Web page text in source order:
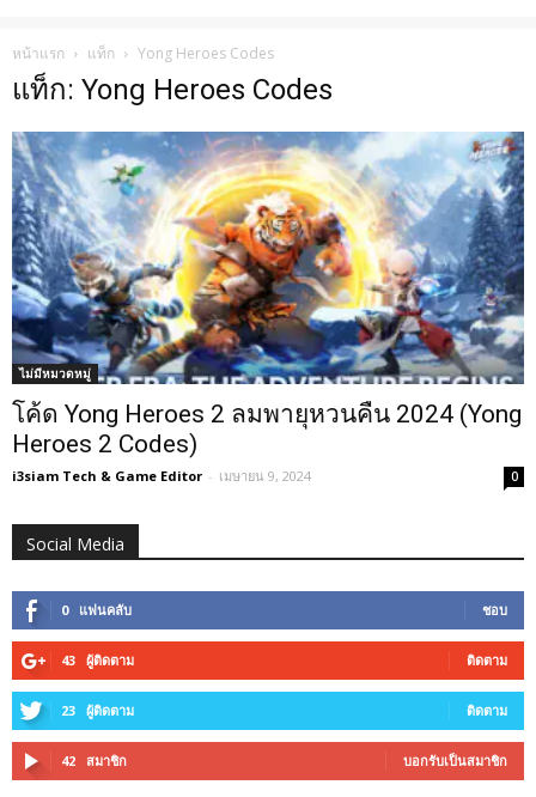
หน้าแรก แท็ก Yong Heroes Codes
แท็ก: Yong Heroes Codes
ไม่มีหมวดหมู่
โค้ด Yong Heroes 2 ลมพายุหวนคืน 2024 (Yong
Heroes 2 Codes)
i3siam Tech & Game Editor - เมษายน 9, 2024 0
Social Media
0 แฟนคลับ ชอบ
43 ผู้ติดตาม ติดตาม
23 ผู้ติดตาม ติดตาม
42 สมาชิก บอกรับเป็นสมาชิก